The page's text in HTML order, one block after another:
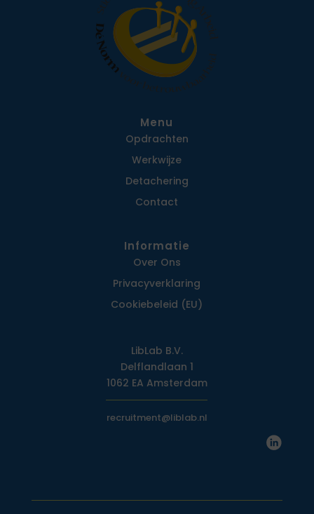
Menu
Opdrachten
Werkwijze
Detachering
Contact
Informatie
Over Ons
Privacy­verklaring
Cookiebeleid (EU)
LibLab B.V.
Delflandlaan 1
1062 EA Amsterdam
recruitment@liblab.nl